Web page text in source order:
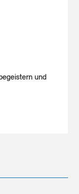
und